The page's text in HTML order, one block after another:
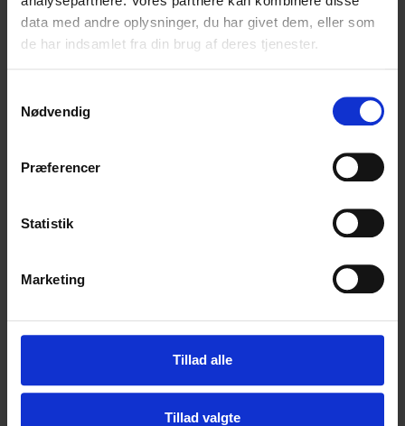
data med andre oplysninger, du har givet dem, eller som
de har indsamlet fra din brug af deres tjenester.
Nødvendig
Præferencer
Statistik
Marketing
Tillad alle
Tillad valgte
FORSIKRING – REJSE
KONTAKTINFO
GODE RÅD OG INFO
OM VITO MC TOURS
DANMARK
PORTUGAL